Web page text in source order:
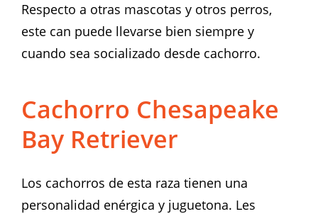
Respecto a otras mascotas y otros perros,
este can puede llevarse bien siempre y
cuando sea socializado desde cachorro.
Cachorro Chesapeake
Bay Retriever
Los cachorros de esta raza tienen una
personalidad enérgica y juguetona. Les